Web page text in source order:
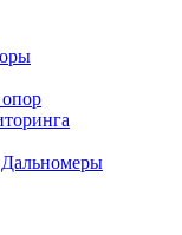
Дальномеры